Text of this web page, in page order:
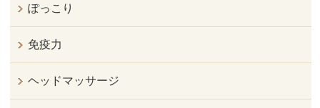
ぽっこり
免疫力
ヘッドマッサージ